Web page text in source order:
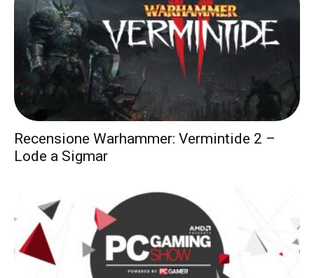
Recensione Warhammer: Vermintide 2 –
Lode a Sigmar